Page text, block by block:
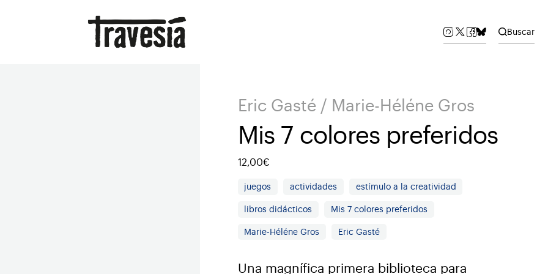
Buscar
Eric Gasté / Marie-Héléne Gros
Mis 7 colores preferidos
12,00€
juegos actividades estímulo a la creatividad
libros didácticos Mis 7 colores preferidos
Marie-Héléne Gros Eric Gasté
Una magnífica primera biblioteca para